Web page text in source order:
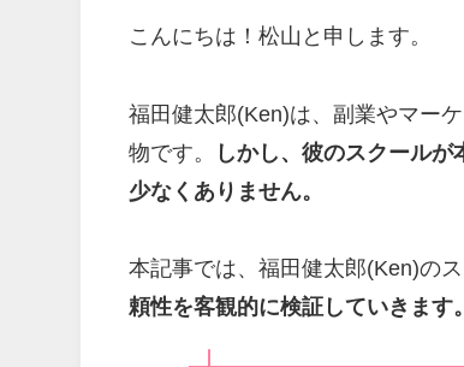
こんにちは！松山と申します。
福田健太郎(Ken)は、副業やマー
物です。
しかし、彼のスクール
少なくありません。
本記事では、福田健太郎(Ken)の
頼性を客観的に検証していきます。